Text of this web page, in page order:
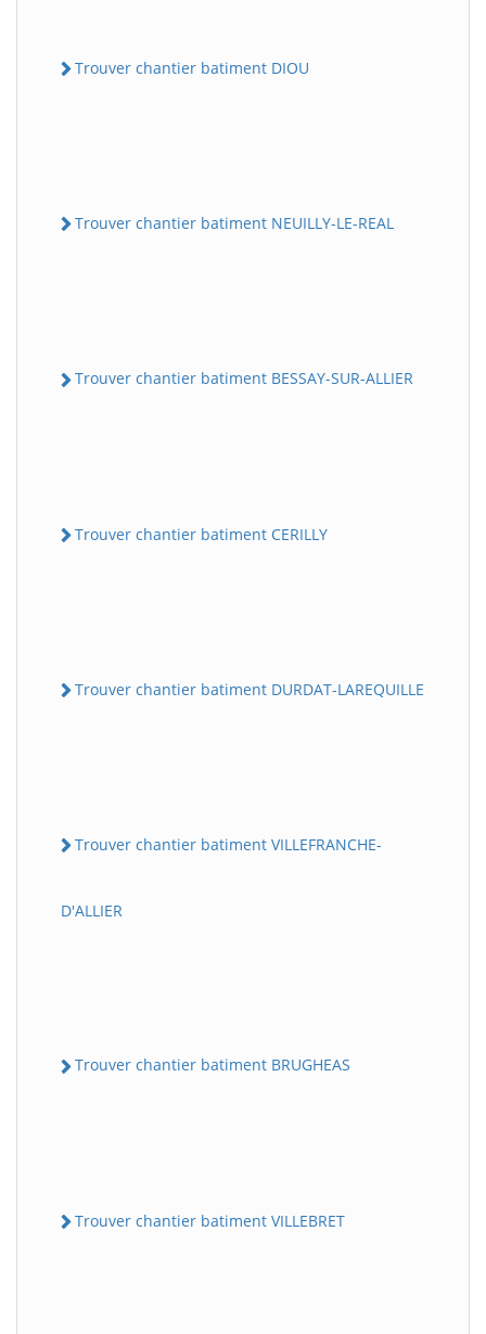
Trouver chantier batiment DIOU
Trouver chantier batiment NEUILLY-LE-REAL
Trouver chantier batiment BESSAY-SUR-ALLIER
Trouver chantier batiment CERILLY
Trouver chantier batiment DURDAT-LAREQUILLE
Trouver chantier batiment VILLEFRANCHE-
D'ALLIER
Trouver chantier batiment BRUGHEAS
Trouver chantier batiment VILLEBRET